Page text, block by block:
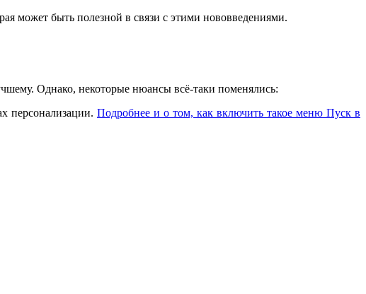
может быть полезной в связи с этими нововведениями.
Однако, некоторые нюансы всё-таки поменялись:
персонализации. Подробнее и о том, как включить такое меню Пуск в